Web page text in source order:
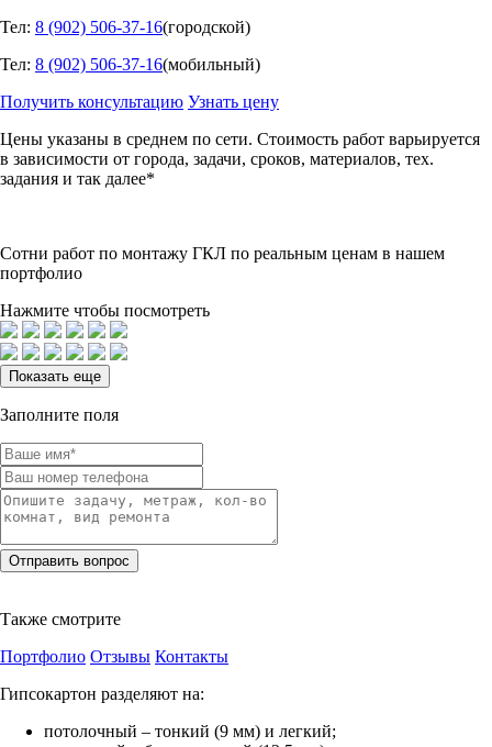
Тел: 8 (902) 506-37-16(городской)
Тел: 8 (902) 506-37-16(мобильный)
Получить консультацию Узнать цену
Цены указаны в среднем по сети. Стоимость работ варьируется
в зависимости от города, задачи, сроков, материалов, тех.
задания и так далее*
Сотни работ по монтажу ГКЛ по реальным ценам в нашем
портфолио
Нажмите чтобы посмотреть
Показать еще
Заполните поля
Также смотрите
Портфолио Отзывы Контакты
Гипсокартон разделяют на:
потолочный – тонкий (9 мм) и легкий;